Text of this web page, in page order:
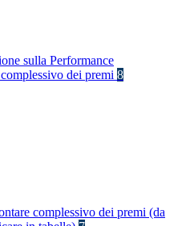
sulla Performance
dei premi 8
complessivo dei premi (da